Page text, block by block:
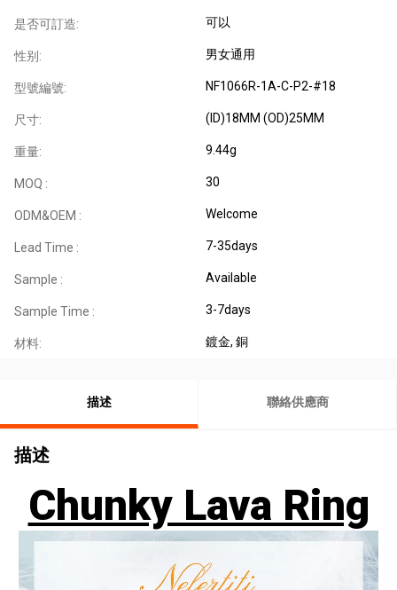
是否可訂造: 可以
性别: 男女通用
型號編號: NF1066R-1A-C-P2-#18
尺寸: (ID)18MM (OD)25MM
重量: 9.44g
MOQ : 30
ODM&OEM : Welcome
Lead Time : 7-35days
Sample : Available
Sample Time : 3-7days
材料: 鍍金, 銅
描述 聯絡供應商
描述
Chunky Lava Ring